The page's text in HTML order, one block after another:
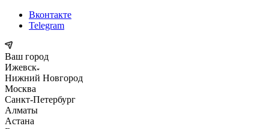
Вконтакте
Telegram
Ваш город
Ижевск
Нижний Новгород
Москва
Санкт-Петербург
Алматы
Астана